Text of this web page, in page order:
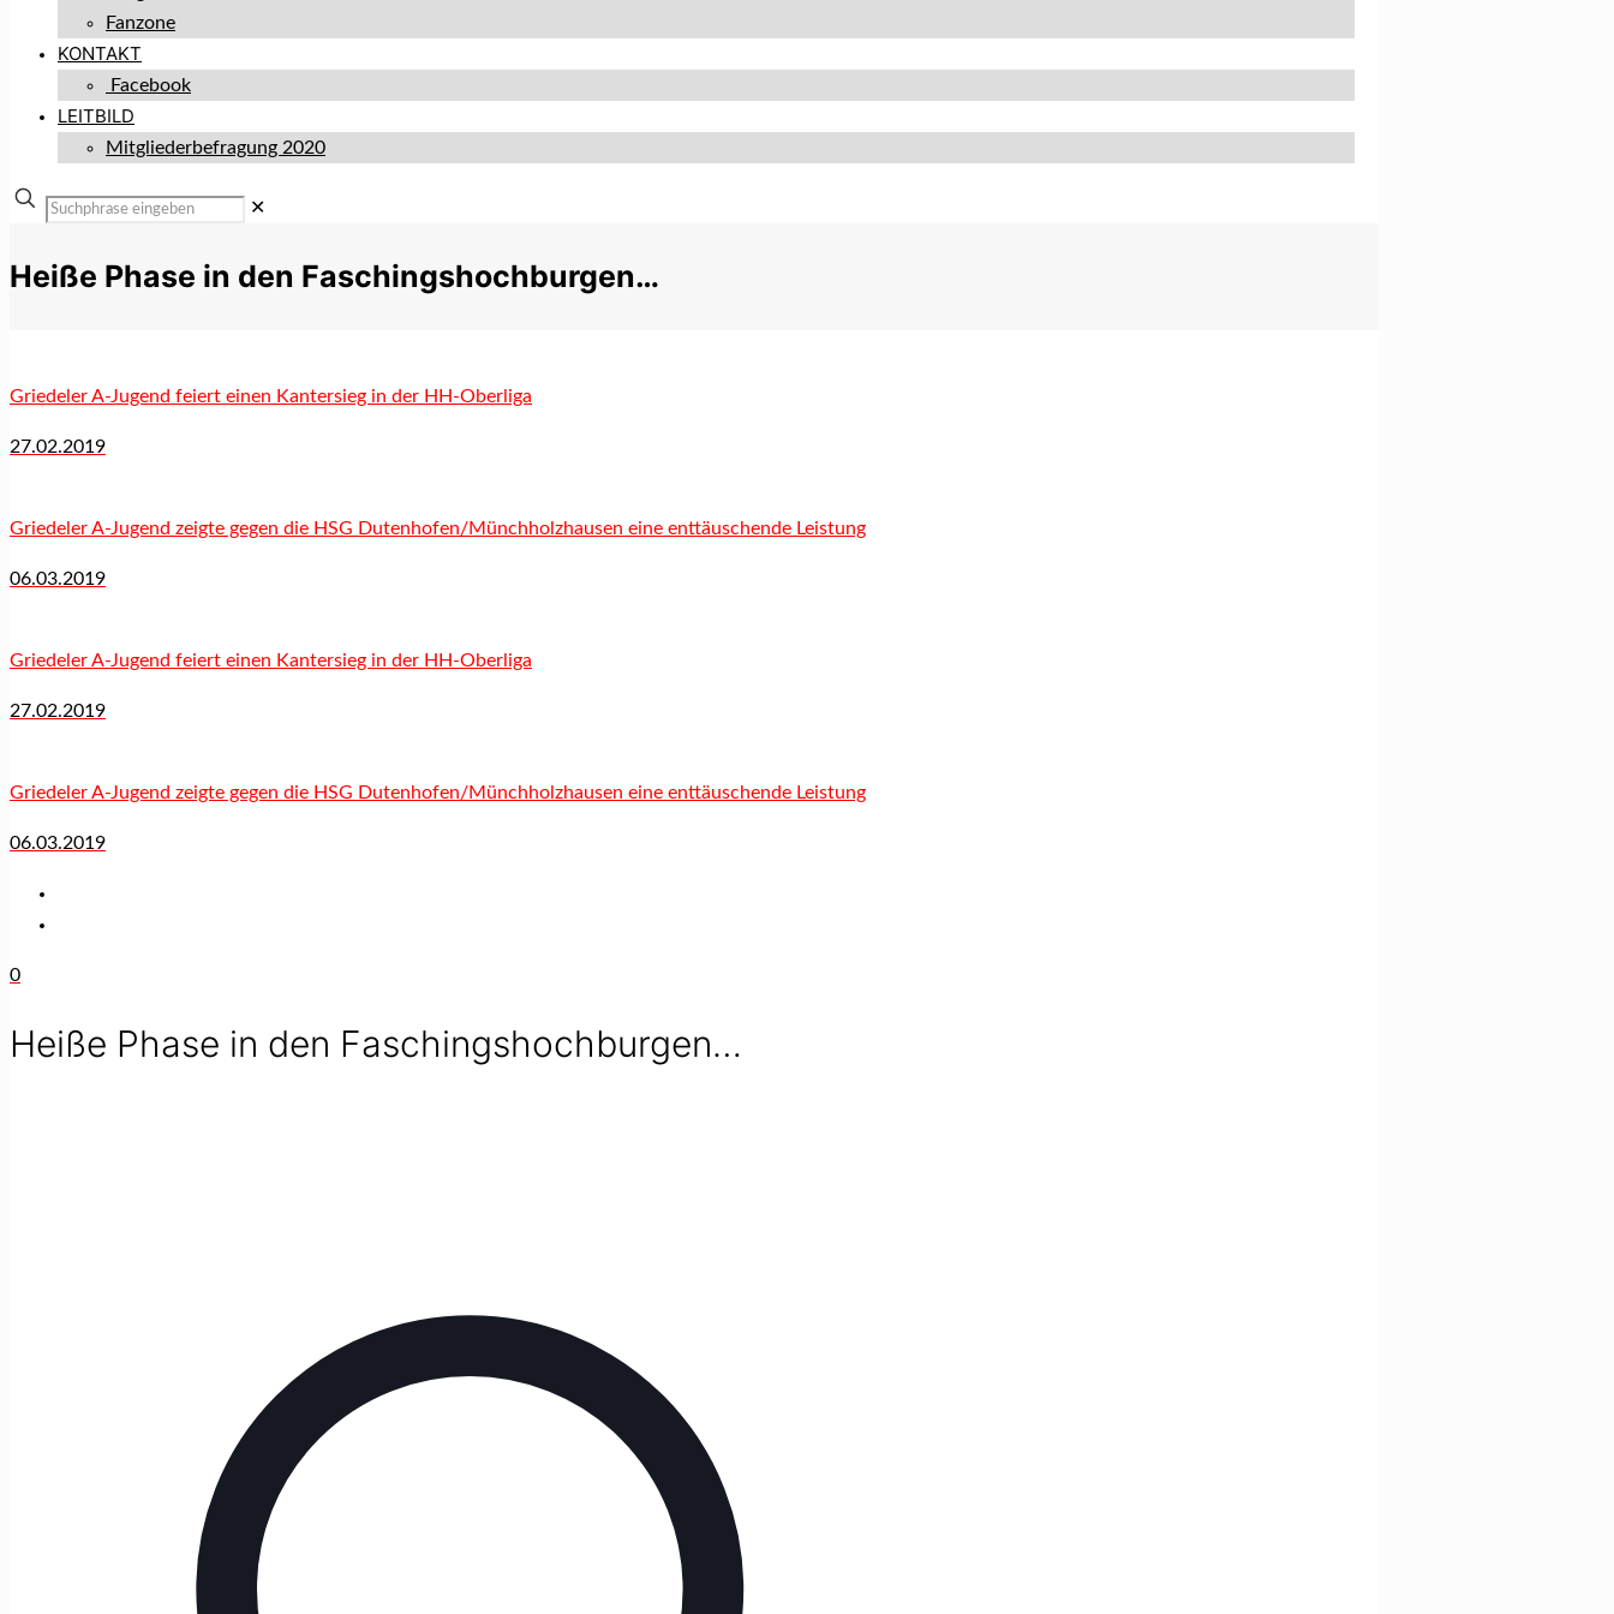
Fanzone
KONTAKT
Facebook
LEITBILD
Mitgliederbefragung 2020
✕
Heiße Phase in den Faschingshochburgen…
Griedeler A-Jugend feiert einen Kantersieg in der HH-Oberliga
27.02.2019
Griedeler A-Jugend zeigte gegen die HSG Dutenhofen/Münchholzhausen eine enttäuschende Leistung
06.03.2019
Griedeler A-Jugend feiert einen Kantersieg in der HH-Oberliga
27.02.2019
Griedeler A-Jugend zeigte gegen die HSG Dutenhofen/Münchholzhausen eine enttäuschende Leistung
06.03.2019
0
Heiße Phase in den Faschingshochburgen…